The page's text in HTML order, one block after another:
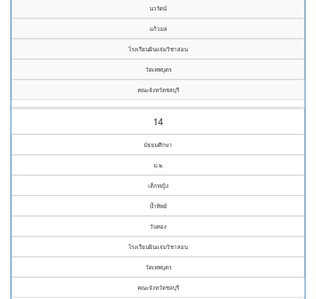
นวรัตน์
แก้วมล
โรงเรียนผินแจ่มวิชาสอน
วัดเทพบุตร
คณะจังหวัดชลบุรี
14
มัธยมศึกษา
ม.๒
เด็กหญิง
น้ำทิพย์
วันทอง
โรงเรียนผินแจ่มวิชาสอน
วัดเทพบุตร
คณะจังหวัดชลบุรี